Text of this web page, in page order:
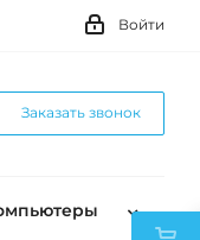
Войти
Заказать звонок